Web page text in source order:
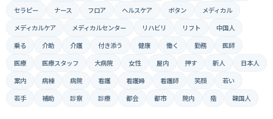
セラピー
ナース フロア ヘルスケア ボタン
メディカル
メディカルケア
メディカルセンター リハビリ リフト
中国人
乗る
介助 介護 付き添う 健康 働く 勤務
医師
医療
医療スタッフ 大病院 女性 屋内 押す 新人
日本人
案内
病棟 病院 看護 看護婦 看護師 笑顔
若い
若手
補助 診察 診療 都会 都市 院内 階 韓国人